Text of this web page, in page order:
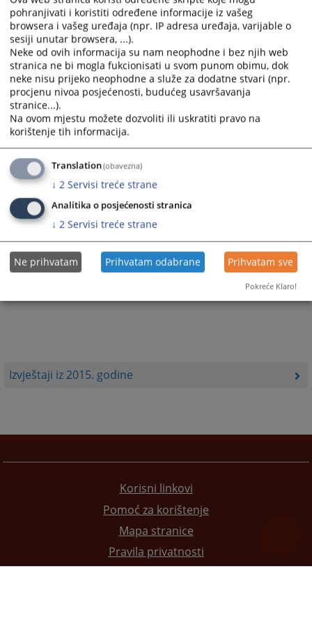
Izvještaji iz 2015. godine
calendar
and
select
a
date.
Press
the
question
mark
key
get
the
keyboard
shortcuts
for
changing
dates.
calendar
and
select
a
date.
Press
question
mark
key
to
get
keyboard
shortcuts
for
changing
dates.
Trenutno nema vijesti
Korisni linkovi
Pomoć za korištenje
Mapa stranice
Pravila privatnosti
pohranjivati i koristiti određene informacije iz vašeg
browsera i vašeg uređaja (npr. IP adresa uređaja, varijable o
sesiji unutar browsera, ...).
Neke od ovih informacija su nam neophodne i bez njih web
stranica ne bi mogla fukcionisati u svom punom obimu, dok
neke nisu prijeko neophodne a služe za dodatne stvari (npr.
procjenu nivoa posjećenosti, budućeg usavršavanja
stranice...).
Na ovom mjestu možete dozvoliti ili uskratiti pravo na
korištenje tih informacija.
Translation(obavezna)
↓ 2 Servisi treće strane
Analitika o posjećenosti stranica
↓ 2 Servisi treće strane
Ne prihvatam Prihvatam odabrane Prihvatam sve
Pokreće Klaro!